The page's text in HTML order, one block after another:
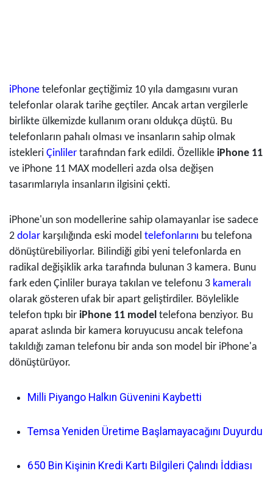
iPhone telefonlar geçtiğimiz 10 yıla damgasını vuran
telefonlar olarak tarihe geçtiler. Ancak artan vergilerle
birlikte ülkemizde kullanım oranı oldukça düştü. Bu
telefonların pahalı olması ve insanların sahip olmak
istekleri Çinliler tarafından fark edildi. Özellikle iPhone 11
ve iPhone 11 MAX modelleri azda olsa değişen
tasarımlarıyla insanların ilgisini çekti.
iPhone'un son modellerine sahip olamayanlar ise sadece
2 dolar karşılığında eski model telefonlarını bu telefona
dönüştürebiliyorlar. Bilindiği gibi yeni telefonlarda en
radikal değişiklik arka tarafında bulunan 3 kamera. Bunu
fark eden Çinliler buraya takılan ve telefonu 3 kameralı
olarak gösteren ufak bir apart geliştirdiler. Böylelikle
telefon tıpkı bir iPhone 11 model telefona benziyor. Bu
aparat aslında bir kamera koruyucusu ancak telefona
takıldığı zaman telefonu bir anda son model bir iPhone'a
dönüştürüyor.
Milli Piyango Halkın Güvenini Kaybetti
Temsa Yeniden Üretime Başlamayacağını Duyurdu
650 Bin Kişinin Kredi Kartı Bilgileri Çalındı İddiası